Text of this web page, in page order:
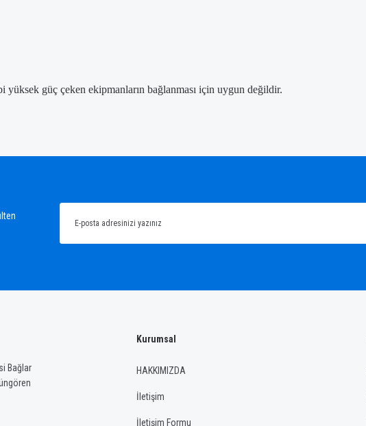
yüksek güç çeken ekipmanların bağlanması için uygun değildir.
Bu ürüne ilk yorumu siz yapın!
Bağlar
Kurumsal
HAKKIMIZDA
İletişim
İletişim Formu